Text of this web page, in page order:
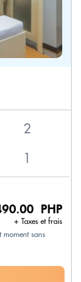
PHP
+ Taxes et frais
moment sans